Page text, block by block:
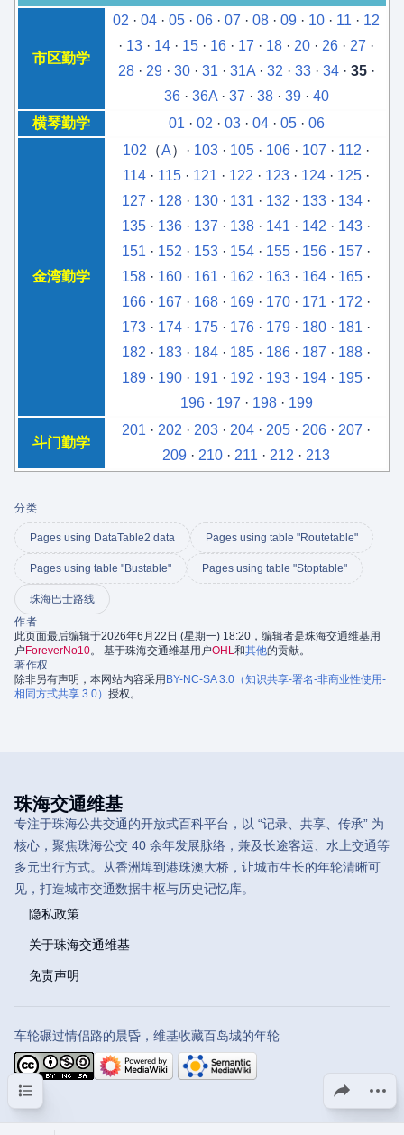
分享此页面
市区勤学
02 · 04 · 05 · 06 · 07 · 08 · 09 · 10 · 11 · 12
· 13 · 14 · 15 · 16 · 17 · 18 · 20 · 26 · 27 ·
28· 29· 30· 31 · 31A· 32 · 33· 34· 35·
36· 36A· 37 · 38· 39· 40
横琴勤学
01 · 02 · 03· 04· 05· 06
金湾勤学
102 （A）· 103 · 105 · 106 · 107 · 112 ·
114 · 115 · 121 · 122 · 123 · 124 · 125 ·
127 · 128 · 130 · 131 · 132 · 133 · 134 ·
135 · 136 · 137 · 138 · 141 · 142 · 143 ·
151 · 152 · 153 · 154 · 155 · 156 · 157 ·
158 · 160 · 161 · 162 · 163 · 164 · 165 ·
166 · 167 · 168 · 169 · 170 · 171 · 172 ·
173 · 174 · 175 · 176 · 179 · 180 · 181 ·
182 · 183 · 184 · 185 · 186 · 187 · 188 ·
189 · 190 · 191 · 192 · 193 · 194 · 195 ·
196· 197 · 198· 199
斗门勤学
201 · 202 · 203 · 204 · 205 · 206 · 207 ·
209 · 210 · 211 · 212 · 213
目录
分类
Pages using DataTable2 data Pages using table "Routetable"
Pages using table "Bustable" Pages using table "Stoptable"
珠海巴士路线
作者
此页面最后编辑于2026年6月22日 (星期一) 18:20，编辑者是珠海交通维基用
户 ForeverNo10。 基于珠海交通维基用户OHL和其他的贡献。
著作权
除非另有声明，本网站内容采用 BY-NC-SA 3.0（知识共享-署名-非商业性使用-
相同方式共享 3.0） 授权。
珠海交通维基
专注于珠海公共交通的开放式百科平台，以 “记录、共享、传承” 为
核心，聚焦珠海公交 40 余年发展脉络，兼及长途客运、水上交通等
多元出行方式。从香洲埠到港珠澳大桥，让城市生长的年轮清晰可
见，打造城市交通数据中枢与历史记忆库。
隐私政策
关于珠海交通维基
免责声明
车轮碾过情侣路的晨昏，维基收藏百岛城的年轮